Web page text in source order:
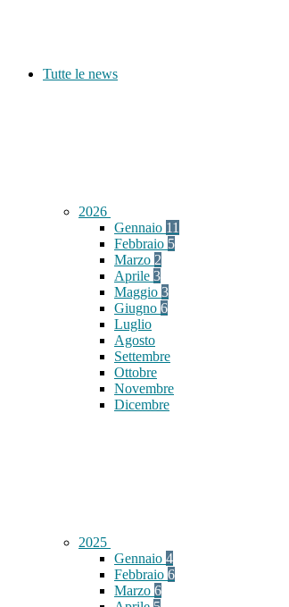
Tutte le news
2026
Gennaio 11
Febbraio 5
Marzo 2
Aprile 3
Maggio 3
Giugno 6
Luglio
Agosto
Settembre
Ottobre
Novembre
Dicembre
2025
Gennaio 4
Febbraio 6
Marzo 6